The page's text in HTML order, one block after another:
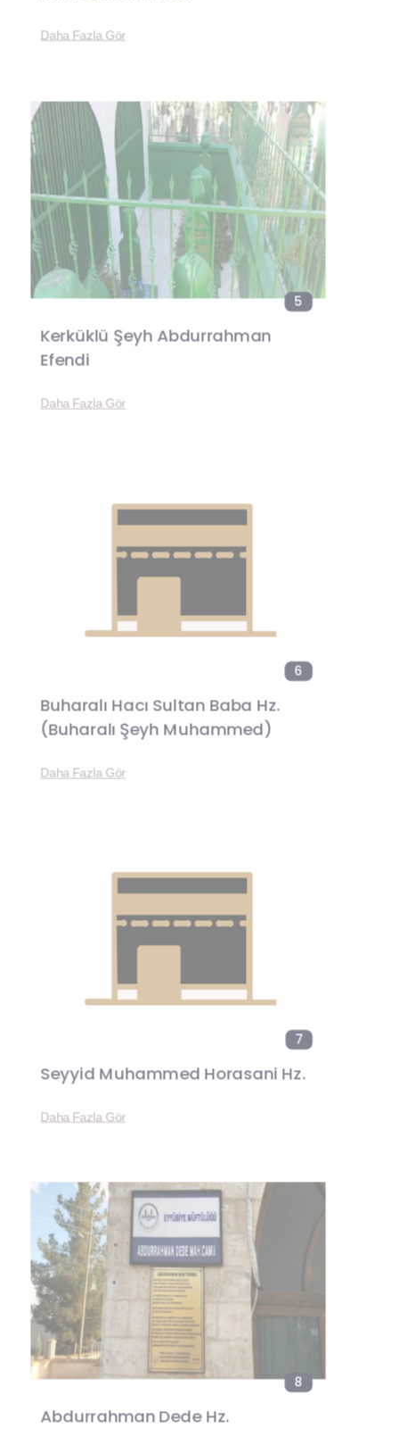
Daha Fazla Gör
5
Kerküklü Şeyh Abdurrahman
Efendi
Daha Fazla Gör
6
Buharalı Hacı Sultan Baba Hz.
(Buharalı Şeyh Muhammed)
Daha Fazla Gör
7
Seyyid Muhammed Horasani Hz.
Daha Fazla Gör
8
Abdurrahman Dede Hz.